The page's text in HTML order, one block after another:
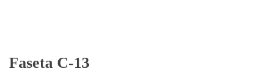
Faseta C-13